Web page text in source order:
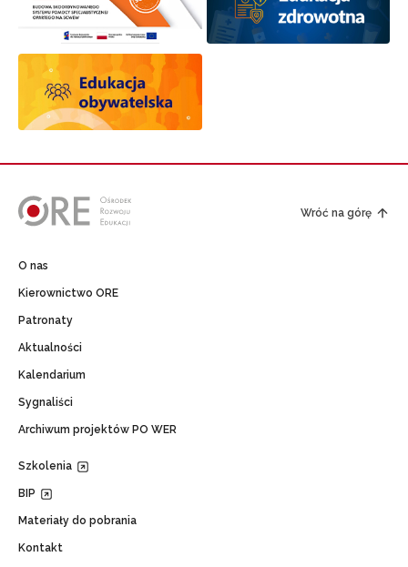
Wróć na górę
O nas
Kierownictwo ORE
Patronaty
Aktualności
Kalendarium
Sygnaliści
Archiwum projektów PO WER
Szkolenia
BIP
Materiały do pobrania
Kontakt